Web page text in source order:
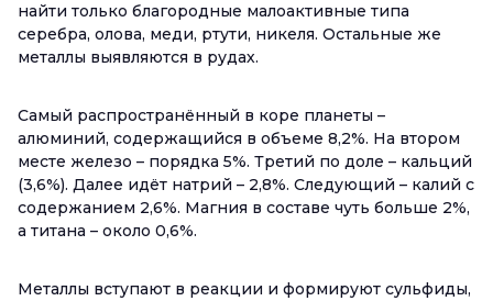
найти только благородные малоактивные типа
серебра, олова, меди, ртути, никеля. Остальные же
металлы выявляются в рудах.
Самый распространённый в коре планеты –
алюминий, содержащийся в объеме 8,2%. На втором
месте железо – порядка 5%. Третий по доле – кальций
(3,6%). Далее идёт натрий – 2,8%. Следующий – калий с
содержанием 2,6%. Магния в составе чуть больше 2%,
а титана – около 0,6%.
Металлы вступают в реакции и формируют сульфиды,